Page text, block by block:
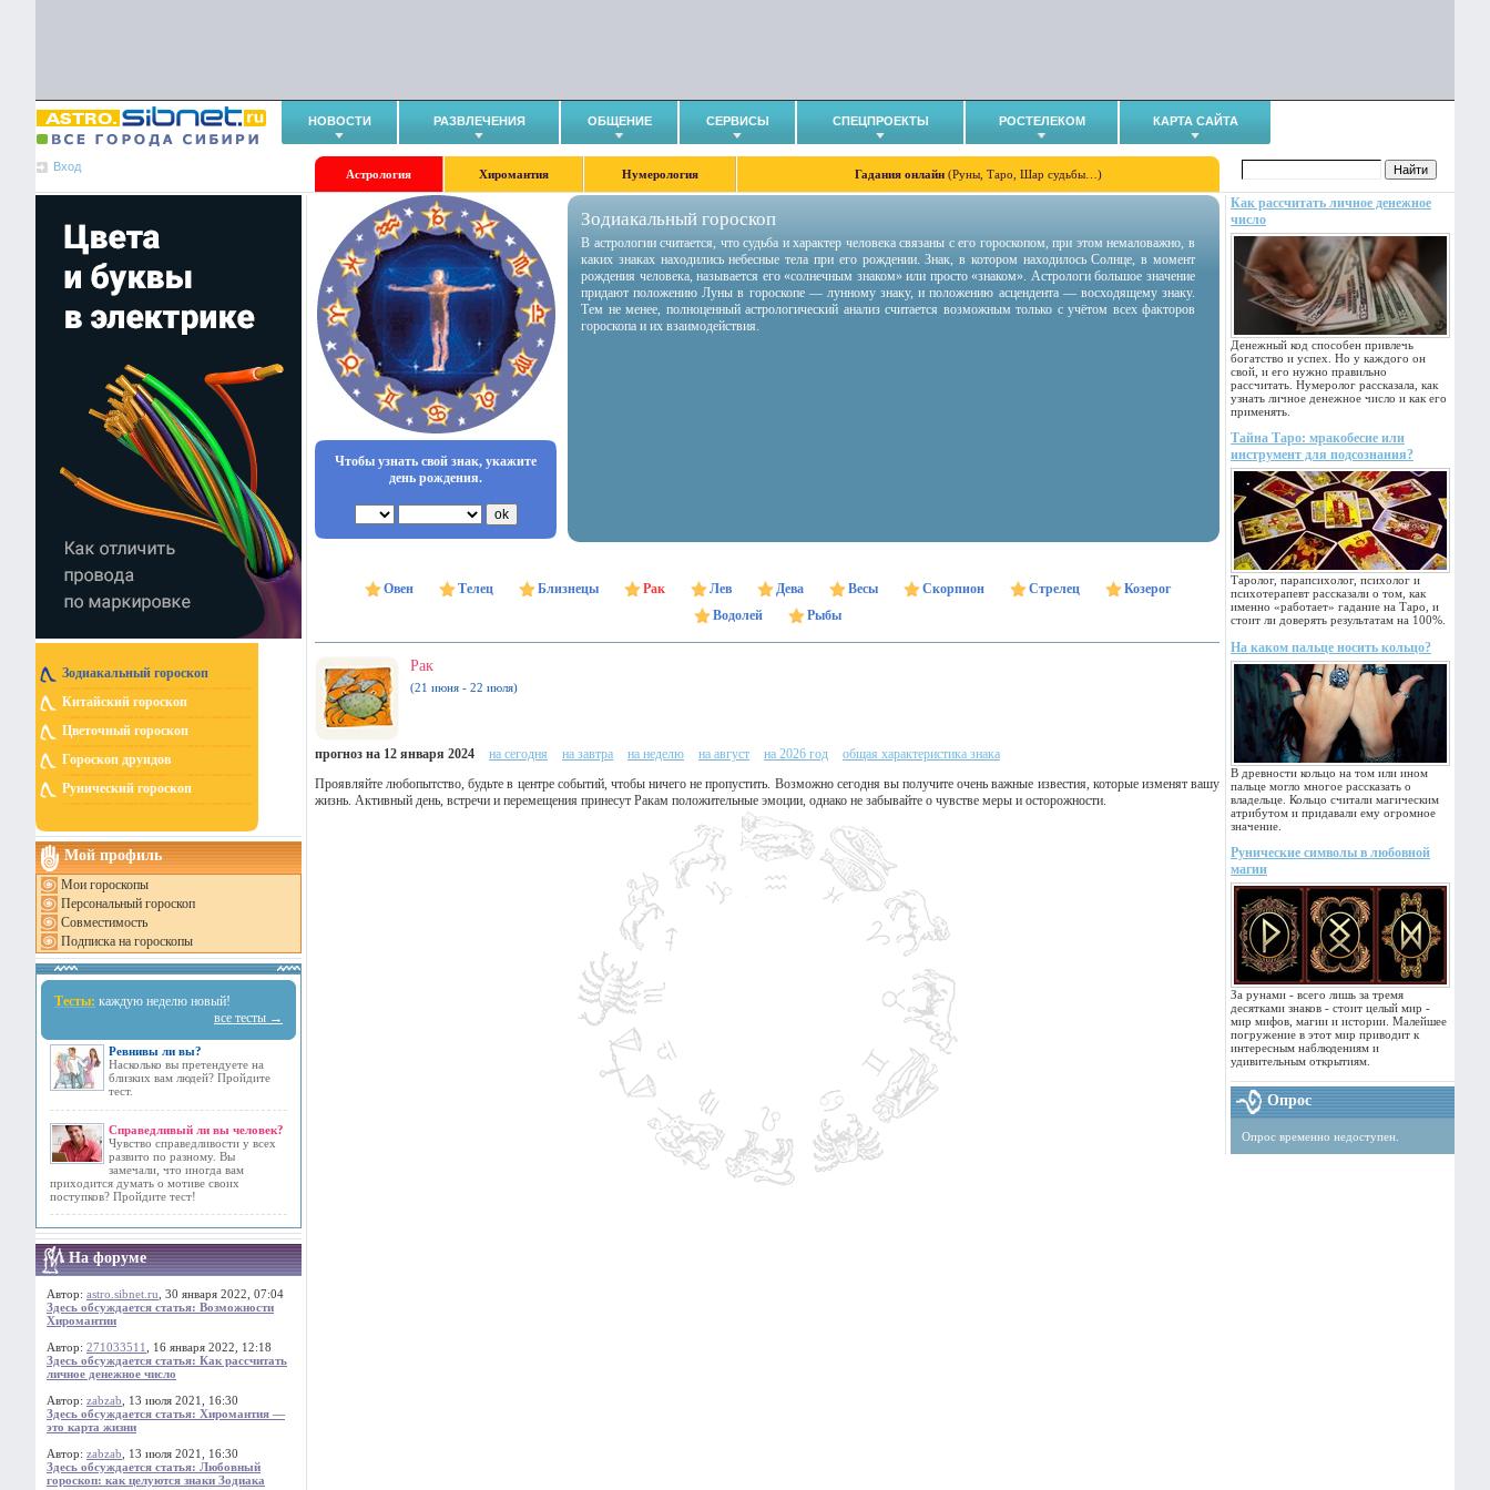
НОВОСТИ РАЗВЛЕЧЕНИЯ ОБЩЕНИЕ СЕРВИСЫ СПЕЦПРОЕКТЫ РОСТЕЛЕКОМ КАРТА САЙТА
Вход
Астрология Хиромантия Нумерология Гадания онлайн (Руны, Таро, Шар судьбы…)
Зодиакальный гороскоп
Китайский гороскоп
Цветочный гороскоп
Гороскоп друидов
Рунический гороскоп
Мой профиль
Мои гороскопы
Персональный гороскоп
Совместимость
Подписка на гороскопы
Тесты: каждую неделю новый!
все тесты →
Ревнивы ли вы?
Насколько вы претендуете на
близких вам людей? Пройдите
тест.
Справедливый ли вы человек?
Чувство справедливости у всех
развито по разному. Вы
замечали, что иногда вам
приходится думать о мотиве своих
поступков? Пройдите тест!
На форуме
Автор: astro.sibnet.ru , 30 января 2022, 07:04
Здесь обсуждается статья: Возможности
Хиромантии
Автор: 271033511
, 16 января 2022, 12:18
Здесь обсуждается статья: Как рассчитать
личное денежное число
Автор: zabzab , 13 июля 2021, 16:30
Здесь обсуждается статья: Хиромантия —
это карта жизни
Автор: zabzab , 13 июля 2021, 16:30
Здесь обсуждается статья: Любовный
гороскоп: как целуются знаки Зодиака
Как рассчитать личное денежное
число
Денежный код способен привлечь
богатство и успех. Но у каждого он
свой, и его нужно правильно
рассчитать. Нумеролог рассказала, как
узнать личное денежное число и как его
применять.
Тайна Таро: мракобесие или
инструмент для подсознания?
Таролог, парапсихолог, психолог и
психотерапевт рассказали о том, как
именно «работает» гадание на Таро, и
стоит ли доверять результатам на 100%.
На каком пальце носить кольцо?
В древности кольцо на том или ином
пальце могло многое рассказать о
владельце. Кольцо считали магическим
атрибутом и придавали ему огромное
значение.
Рунические символы в любовной
магии
За рунами - всего лишь за тремя
десятками знаков - стоит целый мир -
мир мифов, магии и истории. Малейшее
погружение в этот мир приводит к
интересным наблюдениям и
удивительным открытиям.
Опрос
Опрос временно недоступен.
Чтобы узнать свой знак, укажите
день рождения.
Зодиакальный гороскоп
В астрологии считается, что судьба и характер человека связаны с его гороскопом, при этом немаловажно, в
каких знаках находились небесные тела при его рождении. Знак, в котором находилось Солнце, в момент
рождения человека, называется его «солнечным знаком» или просто «знаком». Астрологи большое значение
придают положению Луны в гороскопе — лунному знаку, и положению асцендента — восходящему знаку.
Тем не менее, полноценный астрологический анализ считается возможным только с учётом всех факторов
гороскопа и их взаимодействия.
Овен Телец Близнецы Рак Лев Дева Весы Скорпион Стрелец
Козерог
Водолей
Рыбы
Рак
(21 июня - 22 июля)
прогноз на 12 января 2024 на сегодня на завтра на неделю на август на 2026 год
общая характеристика знака
Проявляйте любопытство, будьте в центре событий, чтобы ничего не пропустить. Возможно сегодня вы получите очень важные известия, которые изменят вашу
жизнь. Активный день, встречи и перемещения принесут Ракам положительные эмоции, однако не забывайте о чувстве меры и осторожности.